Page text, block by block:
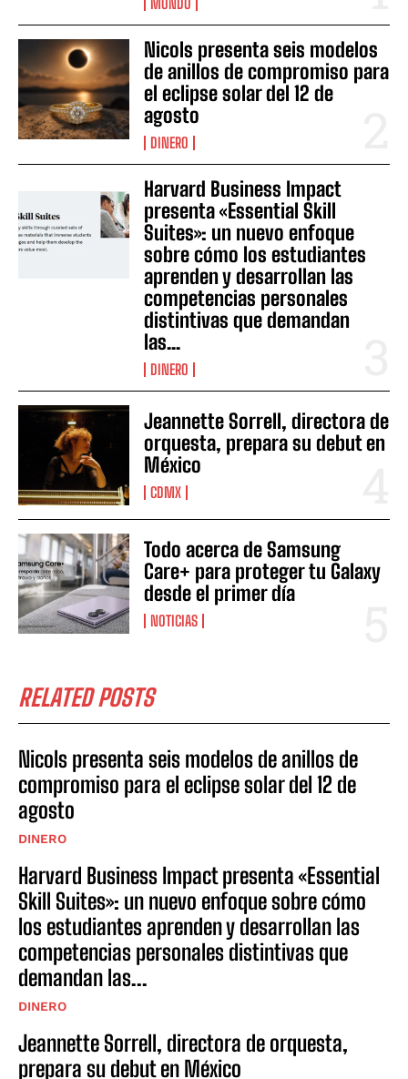
Nicols presenta seis modelos
de anillos de compromiso para
el eclipse solar del 12 de
agosto
DINERO
Harvard Business Impact
presenta «Essential Skill
Suites»: un nuevo enfoque
sobre cómo los estudiantes
aprenden y desarrollan las
competencias personales
distintivas que demandan
las...
DINERO
Jeannette Sorrell, directora de
orquesta, prepara su debut en
México
CDMX
Todo acerca de Samsung
Care+ para proteger tu Galaxy
desde el primer día
NOTICIAS
RELATED POSTS
Nicols presenta seis modelos de anillos de
compromiso para el eclipse solar del 12 de
agosto
DINERO
Harvard Business Impact presenta «Essential
Skill Suites»: un nuevo enfoque sobre cómo
los estudiantes aprenden y desarrollan las
competencias personales distintivas que
demandan las...
DINERO
Jeannette Sorrell, directora de orquesta,
prepara su debut en México